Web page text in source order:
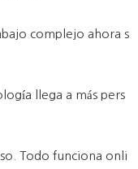
complejo ahora s
llega a más pers
Todo funciona onli